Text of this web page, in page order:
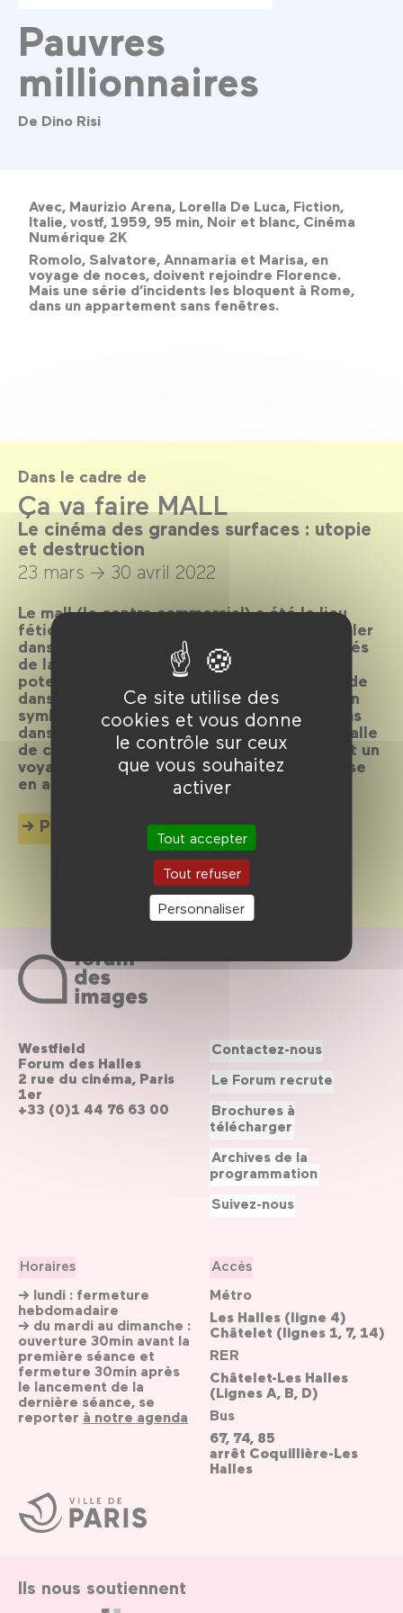
Ce site utilise des
cookies et vous donne
le contrôle sur ceux
que vous souhaitez
activer
Tout accepter
Tout refuser
Personnaliser
Pauvres
millionnaires
De Dino Risi
Avec, Maurizio Arena, Lorella De Luca, Fiction,
Italie, vostf, 1959, 95 min, Noir et blanc, Cinéma
Numérique 2K
Romolo, Salvatore, Annamaria et Marisa, en
voyage de noces, doivent rejoindre Florence.
Mais une série d’incidents les bloquent à Rome,
dans un appartement sans fenêtres.
Dans le cadre de
Ça va faire MALL
Le cinéma des grandes surfaces : utopie
et destruction
23 mars → 30 avril 2022
Le mall (le centre commercial) a été le lieu
fétiche d’un XXe siècle qui a voulu rassembler
dans un espace unique toutes les possibilités
de la vie moderne. Le cinéma a repéré le
potentiel narratif et loufoque de ce « monde
dans un monde », et en a fait un décor et un
symbole de toute une époque. Voir ces films
dans le lieu même où ils s’enracinent, une salle
de cinéma dans le Forum des Halles, promet un
voyage passionnant et une vertigineuse mise
en abîme.
Plus d'info
Ville
de
Paris
Westfield
Forum des Halles
2 rue du cinéma, Paris
1er
+33 (0)1 44 76 63 00
Horaires
→ lundi : fermeture
hebdomadaire
→ du mardi au dimanche :
ouverture 30min avant la
première séance et
fermeture 30min après
le lancement de la
dernière séance, se
reporter à notre agenda
Accès
Métro
Les Halles (ligne 4)
Châtelet (lignes 1, 7, 14)
RER
Châtelet-Les Halles
(Lignes A, B, D)
Bus
67, 74, 85
arrêt Coquillière-Les
Halles
Contactez-nous
Le Forum recrute
Brochures à
télécharger
Archives de la
programmation
Suivez-nous
Ils nous soutiennent